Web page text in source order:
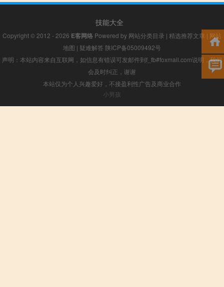
技能大全
Copyright © 2012 - 2026 E客网络 Powered by 网站分类目录 | 精选推荐文章 | 网站
地图 | 疑难解答 陕ICP备05009492号
声明：本站内容来自互联网，如信息有错误可发邮件到f_fb#foxmail.com说明，我们
会及时纠正，谢谢
本站仅为个人兴趣爱好，不接盈利性广告及商业合作
小男孩